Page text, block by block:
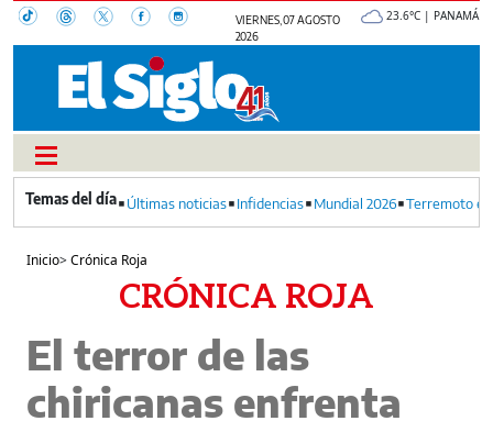
VIERNES, 07 AGOSTO
2026
23.6°C | PANAMÁ
Últimas noticias Infidencias Mundial 2026 Terremoto
Inicio>Crónica Roja
CRÓNICA ROJA
El terror de las
chiricanas enfrenta